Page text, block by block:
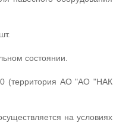
состоянии.
(территория АО "АО "НАК
на условиях